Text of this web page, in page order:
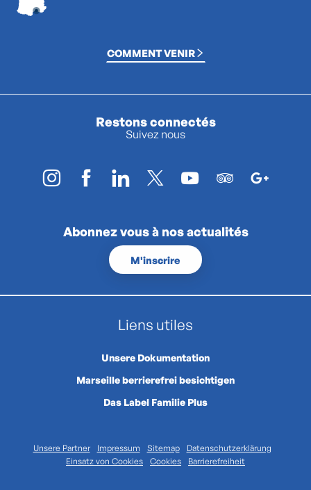
COMMENT VENIR
Restons connectés
Suivez nous
Abonnez vous à nos actualités
M'inscrire
Liens utiles
Unsere Dokumentation
Marseille berrierefrei besichtigen
Das Label Familie Plus
Unsere Partner Impressum Sitemap
Datenschutzerklärung
Einsatz von Cookies
Cookies Barrierefreiheit